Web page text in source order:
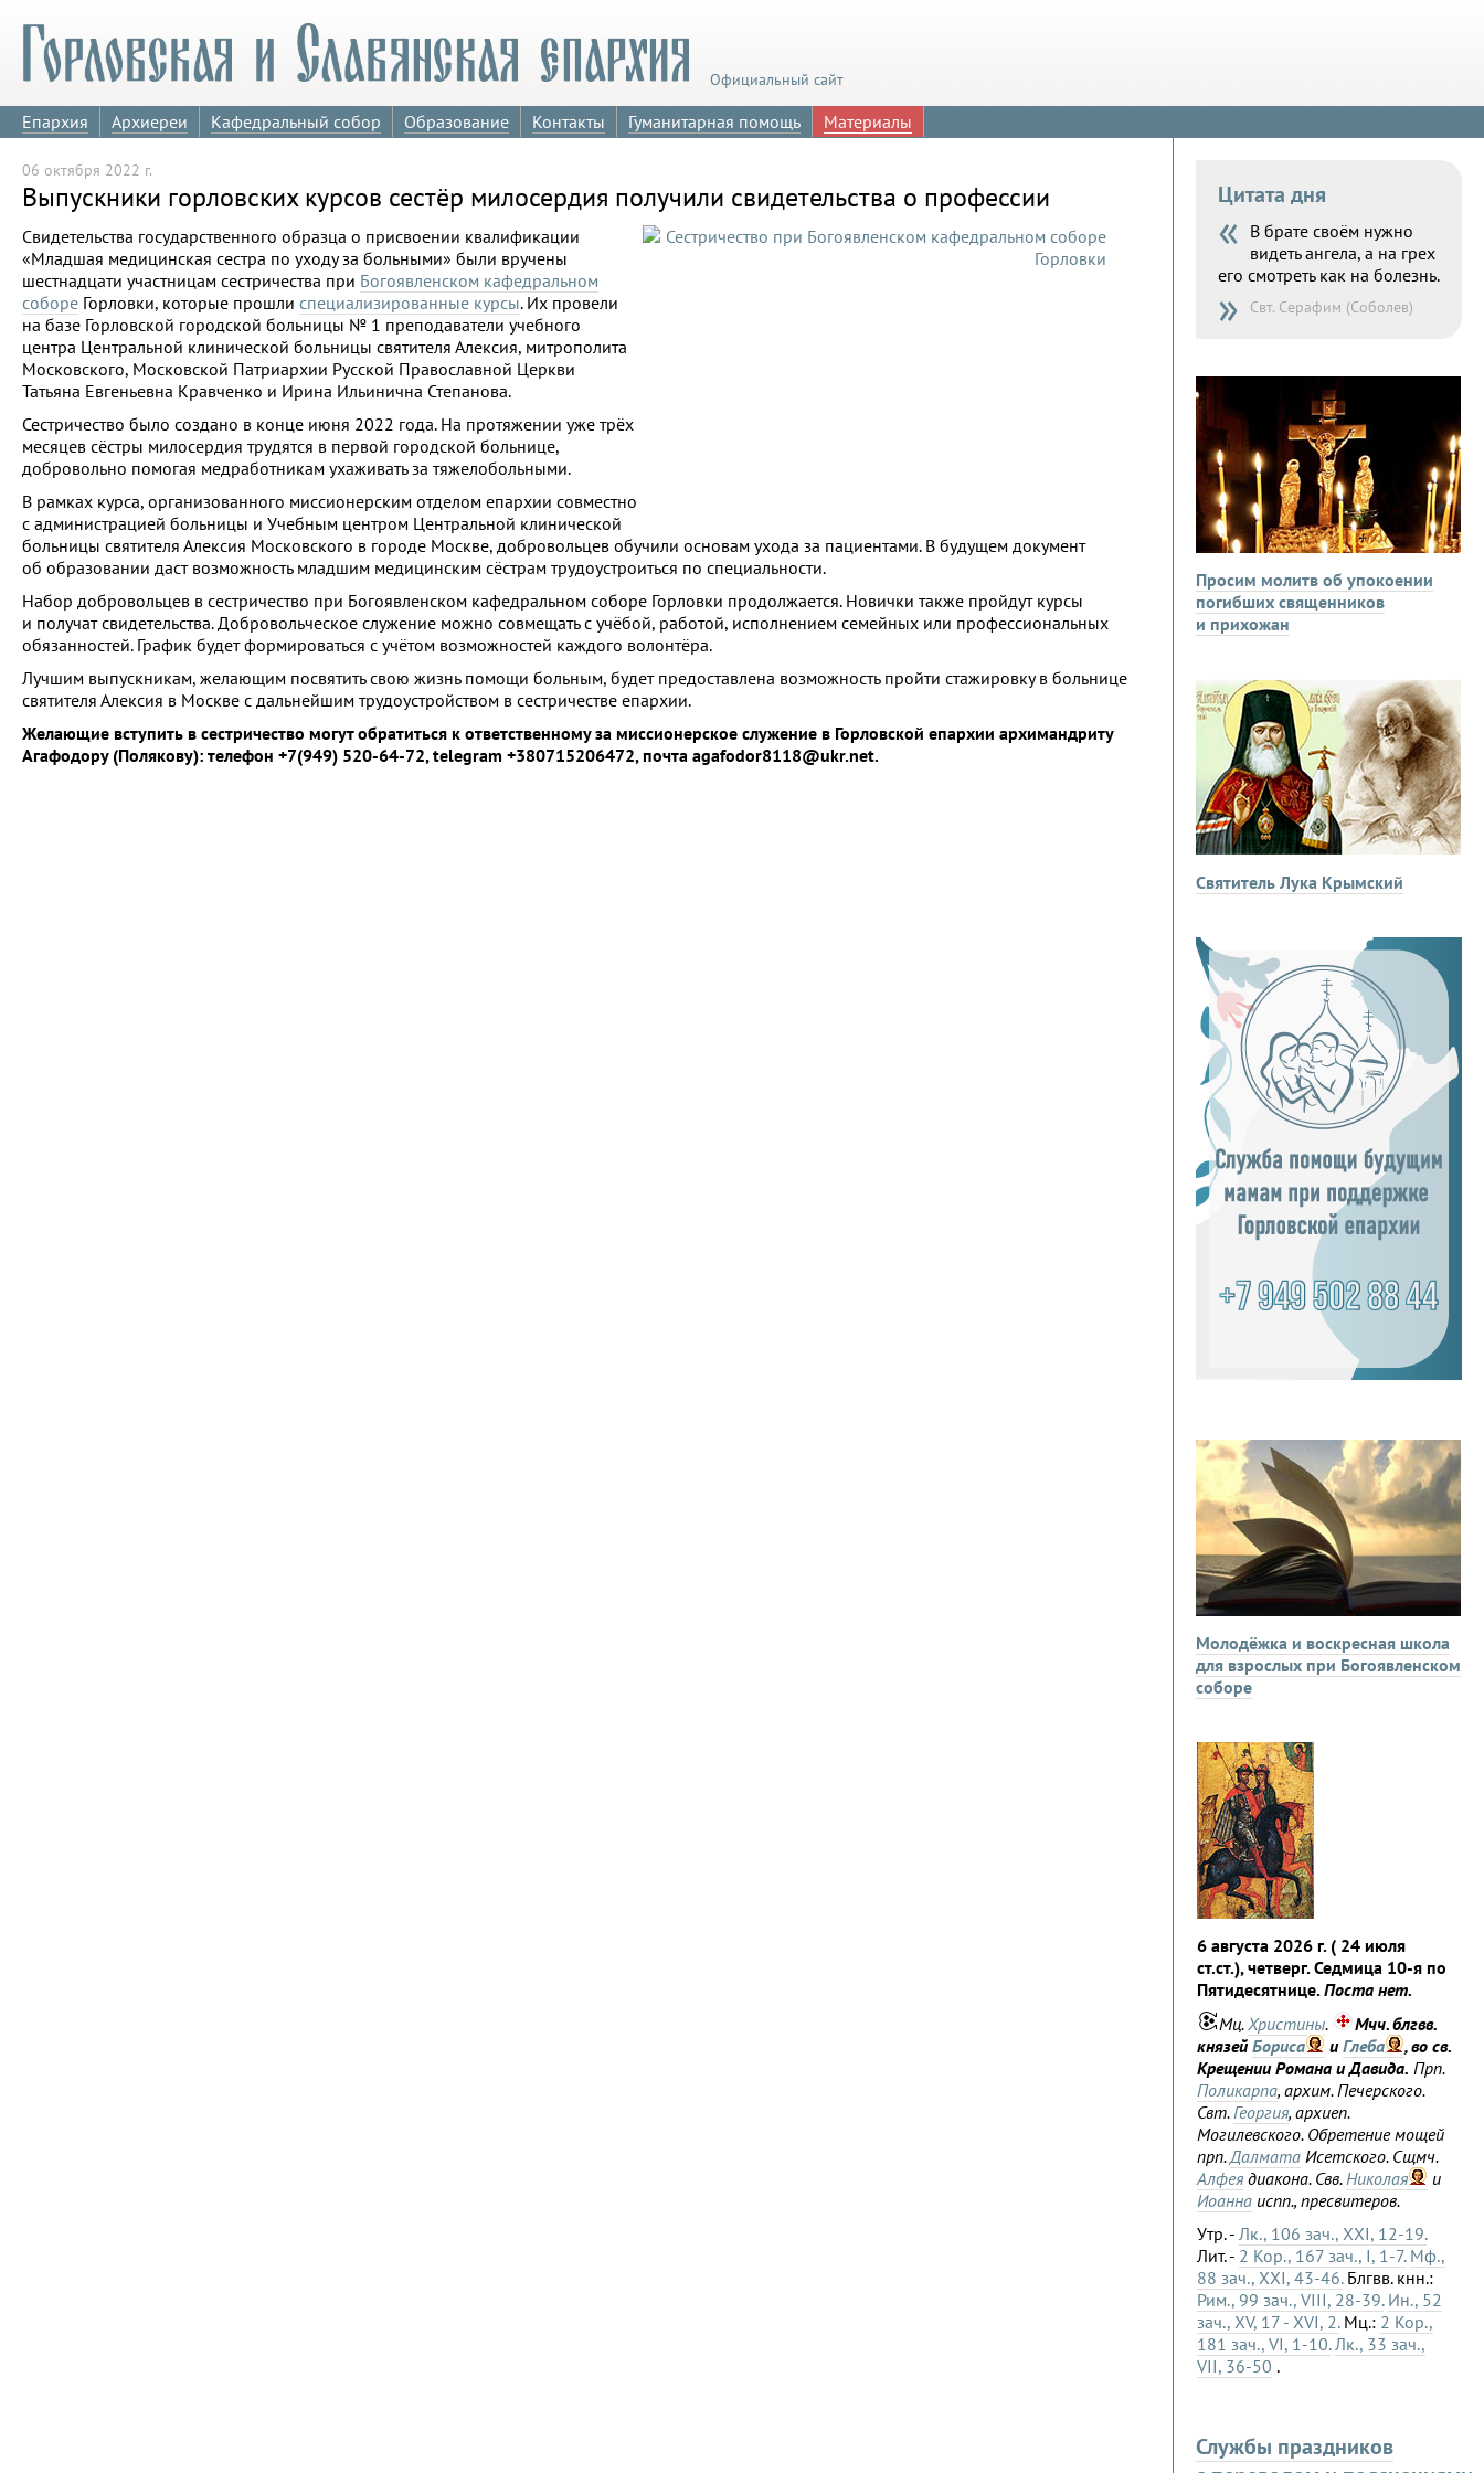
Официальный сайт
Епархия Архиереи Кафедральный собор Образование Контакты Гуманитарная помощь Материалы
06 октября 2022 г.
Выпускники горловских курсов сестёр милосердия получили свидетельства о профессии
Свидетельства государственного образца о присвоении квалификации
«Младшая медицинская сестра по уходу за больными» были вручены
шестнадцати участницам сестричества при Богоявленском кафедральном
соборе Горловки, которые прошли специализированные курсы. Их провели
на базе Горловской городской больницы № 1 преподаватели учебного
центра Центральной клинической больницы святителя Алексия, митрополита
Московского, Московской Патриархии Русской Православной Церкви
Татьяна Евгеньевна Кравченко и Ирина Ильинична Степанова.
Сестричество было создано в конце июня 2022 года. На протяжении уже трёх
месяцев сёстры милосердия трудятся в первой городской больнице,
добровольно помогая медработникам ухаживать за тяжелобольными.
В рамках курса, организованного миссионерским отделом епархии совместно
с администрацией больницы и Учебным центром Центральной клинической
больницы святителя Алексия Московского в городе Москве, добровольцев обучили основам ухода за пациентами. В будущем документ
об образовании даст возможность младшим медицинским сёстрам трудоустроиться по специальности.
Набор добровольцев в сестричество при Богоявленском кафедральном соборе Горловки продолжается. Новички также пройдут курсы
и получат свидетельства. Добровольческое служение можно совмещать с учёбой, работой, исполнением семейных или профессиональных
обязанностей. График будет формироваться с учётом возможностей каждого волонтёра.
Лучшим выпускникам, желающим посвятить свою жизнь помощи больным, будет предоставлена возможность пройти стажировку в больнице
святителя Алексия в Москве с дальнейшим трудоустройством в сестричестве епархии.
Желающие вступить в сестричество могут обратиться к ответственному за миссионерское служение в Горловской епархии архимандриту
Агафодору (Полякову): телефон +7(949) 520-64-72, telegram +380715206472, почта agafodor8118@ukr.net.
Цитата дня
« В брате своём нужно
видеть ангела, а на грех
его смотреть как на болезнь.
» Свт. Серафим (Соболев)
Просим молитв об упокоении
погибших священников
и прихожан
Святитель Лука Крымский
Молодёжка и воскресная школа
для взрослых при Богоявленском
соборе
6 августа 2026 г. ( 24 июля
ст.ст.), четверг. Седмица 10-я по
Пятидесятнице.Поста нет.
Мц.Христины.
Мчч. блгвв.
князейБориса иГлеба
, во св.
Крещении Романа и Давида. Прп.
Поликарпа, архим. Печерского.
Свт.Георгия, архиеп.
Могилевского. Обретение мощей
прп.Далмата Исетского. Сщмч.
Алфея диакона. Свв.Николая
и
Иоанна испп., пресвитеров.
Утр. - Лк., 106 зач., XXI, 12-19.
Лит. - 2 Кор., 167 зач., I, 1-7. Мф.,
88 зач., XXI, 43-46.Блгвв. кнн.:
Рим., 99 зач., VIII, 28-39. Ин., 52
зач., XV, 17 - XVI, 2.Мц.: 2 Кор.,
181 зач., VI, 1-10. Лк., 33 зач.,
VII, 36-50 .
Службы праздников